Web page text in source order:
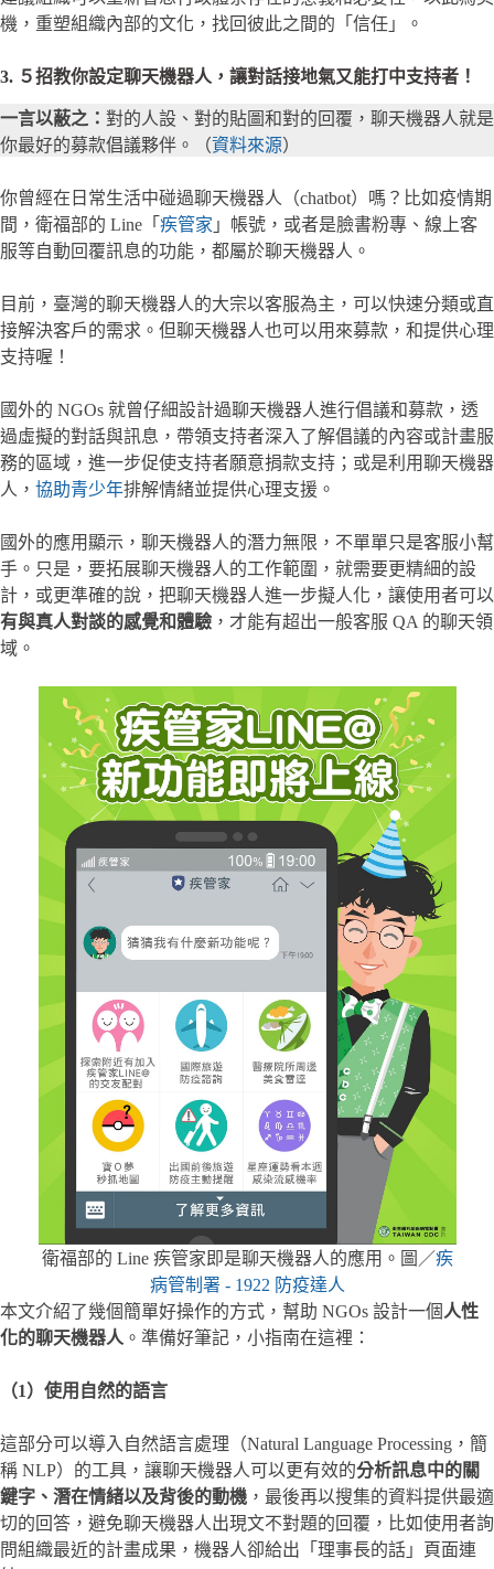
機，重塑組織內部的文化，找回彼此之間的「信任」。
3. ５招教你設定聊天機器人，讓對話接地氣又能打中支持者！
一言以蔽之： 對的人設、對的貼圖和對的回覆，聊天機器人就是
你最好的募款倡議夥伴。（資料來源）
你曾經在日常生活中碰過聊天機器人（chatbot）嗎？比如疫情期
間，衛福部的 Line「 疾管家 」帳號，或者是臉書粉專、線上客
服等自動回覆訊息的功能，都屬於聊天機器人。
目前，臺灣的聊天機器人的大宗以客服為主，可以快速分類或直
接解決客戶的需求。但聊天機器人也可以用來募款，和提供心理
支持喔！
國外的 NGOs 就曾仔細設計過聊天機器人進行倡議和募款，透
過虛擬的對話與訊息，帶領支持者深入了解倡議的內容或計畫服
務的區域，進一步促使支持者願意捐款支持；或是利用聊天機器
人， 協助青少年排解情緒並提供心理支援。
國外的應用顯示，聊天機器人的潛力無限，不單單只是客服小幫
手。只是，要拓展聊天機器人的工作範圍，就需要更精細的設
計，或更準確的說，把聊天機器人進一步擬人化，讓使用者可以
有與真人對談的感覺和體驗 ，才能有超出一般客服 QA 的聊天領
域。
衛福部的 Line 疾管家即是聊天機器人的應用。圖／疾
病管制署 - 1922 防疫達人
本文介紹了幾個簡單好操作的方式，幫助 NGOs 設計一個人性
化的聊天機器人 。準備好筆記，小指南在這裡：
（1）使用自然的語言
這部分可以導入自然語言處理（Natural Language Processing，簡
稱 NLP）的工具，讓聊天機器人可以更有效的分析訊息中的關
鍵字、潛在情緒以及背後的動機 ，最後再以搜集的資料提供最適
切的回答，避免聊天機器人出現文不對題的回覆，比如使用者詢
問組織最近的計畫成果，機器人卻給出「理事長的話」頁面連